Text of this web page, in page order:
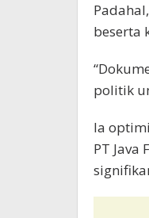
beserta
politik
Ia
PT